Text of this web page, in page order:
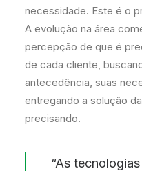
necessidade. Este é o
A evolução na área
percepção de que é
de cada cliente,
antecedência, suas
entregando a solução
precisando.
“As